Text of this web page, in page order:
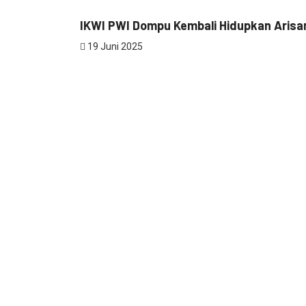
IKWI PWI Dompu Kembali Hidupkan
19 Juni 2025